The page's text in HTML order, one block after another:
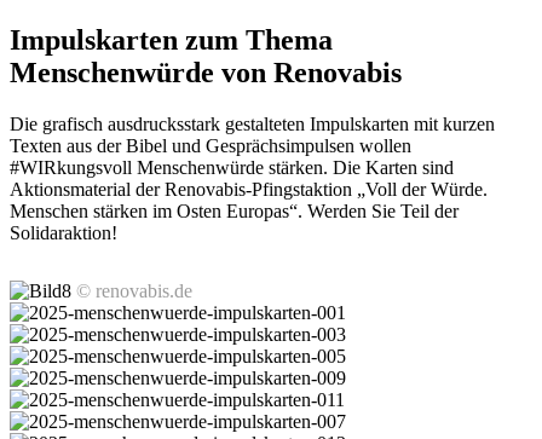
Impulskarten zum Thema
Menschenwürde von Renovabis
Die grafisch ausdrucksstark gestalteten Impulskarten mit kurzen
Texten aus der Bibel und Gesprächsimpulsen wollen
#WIRkungsvoll Menschenwürde stärken. Die Karten sind
Aktionsmaterial der Renovabis-Pfingstaktion „Voll der Würde.
Menschen stärken im Osten Europas“. Werden Sie Teil der
Solidaraktion!
© renovabis.de